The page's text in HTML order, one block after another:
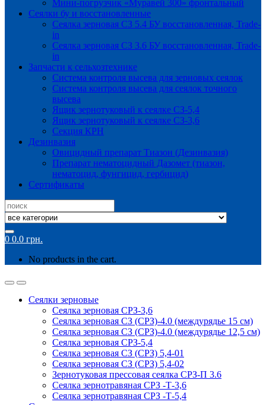
Мини-погрузчик «Муравей 300» фронтальный
Сеялки бу и восстановленные
Сеялка зерновая СЗ 5.4 БУ восстановленная, Trade-
in
Сеялка зерновая СЗ 3.6 БУ восстановленная, Trade-
in
Запчасти к сельхозтехнике
Система контроля высева для зерновых сеялок
Система контроля высева для сеялок точного
высева
Ящик зернотуковый к сеялке СЗ-5,4
Ящик зернотуковый к сеялке СЗ-3,6
Секция КРН
Дезинвазия
Овицидный препарат Тиазон (Дезинвазия)
Препарат нематоцидный Дазомет (тиазон,
нематоцид, фунгицид, гербицид)
Сертификаты
Search
for:
0 0.0 грн.
No products in the cart.
Сеялки зерновые
Сеялка зерновая СРЗ-3,6
Сеялка зерновая СЗ (СРЗ)-4.0 (междурядье 15 см)
Сеялка зерновая СЗ (СРЗ)-4.0 (междурядье 12,5 см)
Сеялка зерновая СРЗ-5,4
Сеялка зерновая СЗ (СРЗ) 5,4-01
Сеялка зерновая СЗ (СРЗ) 5,4-02
Зернотуковая прессовая сеялка СРЗ-П 3.6
Сеялка зернотравяная СРЗ -Т-3,6
Сеялка зернотравяная СРЗ -Т-5,4